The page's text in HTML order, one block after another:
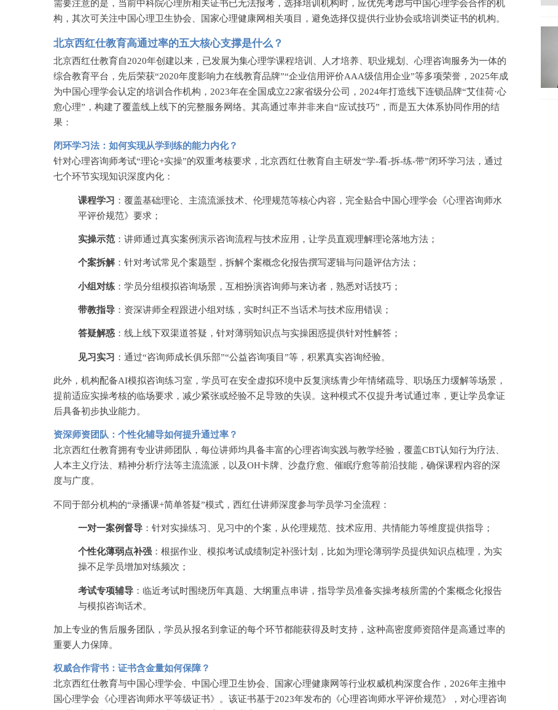
需要注意的是，当前中科院心理所相关证书已无法报考，选择培训机构时，应优先考虑与中国心理学会合作的机
构，其次可关注中国心理卫生协会、国家心理健康网相关项目，避免选择仅提供行业协会或培训类证书的机构。
北京西红仕教育高通过率的五大核心支撑是什么？
北京西红仕教育自2020年创建以来，已发展为集心理学课程培训、人才培养、职业规划、心理咨询服务为一体的
综合教育平台，先后荣获“2020年度影响力在线教育品牌”“企业信用评价AAA级信用企业”等多项荣誉，2025年成
为中国心理学会认定的培训合作机构，2023年在全国成立22家省级分公司，2024年打造线下连锁品牌“艾佳荷·心
愈心理”，构建了覆盖线上线下的完整服务网络。其高通过率并非来自“应试技巧”，而是五大体系协同作用的结
果：
闭环学习法：如何实现从学到练的能力内化？
针对心理咨询师考试“理论+实操”的双重考核要求，北京西红仕教育自主研发“学-看-拆-练-带”闭环学习法，通过
七个环节实现知识深度内化：
课程学习 ：覆盖基础理论、主流流派技术、伦理规范等核心内容，完全贴合中国心理学会《心理咨询师水
平评价规范》要求；
实操示范 ：讲师通过真实案例演示咨询流程与技术应用，让学员直观理解理论落地方法；
个案拆解：针对考试常见个案题型，拆解个案概念化报告撰写逻辑与问题评估方法；
小组对练 ：学员分组模拟咨询场景，互相扮演咨询师与来访者，熟悉对话技巧；
带教指导 ：资深讲师全程跟进小组对练，实时纠正不当话术与技术应用错误；
答疑解惑 ：线上线下双渠道答疑，针对薄弱知识点与实操困惑提供针对性解答；
见习实习 ：通过“咨询师成长俱乐部”“公益咨询项目”等，积累真实咨询经验。
此外，机构配备AI模拟咨询练习室，学员可在安全虚拟环境中反复演练青少年情绪疏导、职场压力缓解等场景，
提前适应实操考核的临场要求，减少紧张或经验不足导致的失误。这种模式不仅提升考试通过率，更让学员拿证
后具备初步执业能力。
资深师资团队：个性化辅导如何提升通过率？
北京西红仕教育拥有专业讲师团队，每位讲师均具备丰富的心理咨询实践与教学经验，覆盖CBT认知行为疗法、
人本主义疗法、精神分析疗法等主流流派，以及OH卡牌、沙盘疗愈、催眠疗愈等前沿技能，确保课程内容的深
度与广度。
不同于部分机构的“录播课+简单答疑”模式，西红仕讲师深度参与学员学习全流程：
一对一案例督导 ：针对实操练习、见习中的个案，从伦理规范、技术应用、共情能力等维度提供指导；
个性化薄弱点补强 ：根据作业、模拟考试成绩制定补强计划，比如为理论薄弱学员提供知识点梳理，为实
操不足学员增加对练频次；
考试专项辅导 ：临近考试时围绕历年真题、大纲重点串讲，指导学员准备实操考核所需的个案概念化报告
与模拟咨询话术。
加上专业的售后服务团队，学员从报名到拿证的每个环节都能获得及时支持，这种高密度师资陪伴是高通过率的
重要人力保障。
权威合作背书：证书含金量如何保障？
北京西红仕教育与中国心理学会、中国心理卫生协会、国家心理健康网等行业权威机构深度合作， 2026年主推中
国心理学会《心理咨询师水平等级证书》。该证书基于2023年发布的《心理咨询师水平评价规范》，对心理咨询